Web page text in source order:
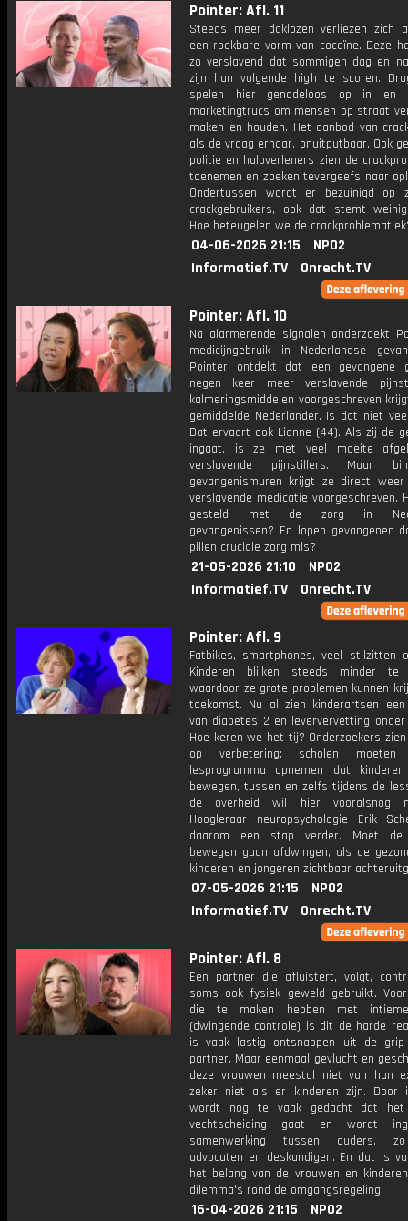
Pointer: Afl. 11
Steeds meer daklozen verliezen zich
een rookbare vorm van cocaïne. Deze
zo verslavend dat sommigen dag en
zijn hun volgende high te scoren.
spelen hier genadeloos op in en
marketingtrucs om mensen op straat
maken en houden. Het aanbod van
als de vraag ernaar, onuitputbaar. Ook
politie en hulpverleners zien de
toenemen en zoeken tevergeefs naar
Ondertussen wordt er bezuinigd op
crackgebruikers, ook dat stemt
Hoe beteugelen we de
04-06-2026 21:15
NPO2
Informatief.TV
Onrecht.TV
Pointer: Afl. 10
Na alarmerende signalen onderzoekt
medicijngebruik in Nederlandse
Pointer ontdekt dat een gevangene
negen keer meer verslavende
kalmeringsmiddelen voorgeschreven
gemiddelde Nederlander. Is dat niet
Dat ervaart ook Lianne (44). Als zij de
ingaat, is ze met veel moeite
verslavende pijnstillers. Maar
gevangenismuren krijgt ze direct weer
verslavende medicatie voorgeschreven.
gesteld met de zorg in
gevangenissen? En lopen gevangenen
pillen cruciale zorg mis?
21-05-2026 21:10
NPO2
Informatief.TV
Onrecht.TV
Pointer: Afl. 9
Fatbikes, smartphones, veel stilzitten
Kinderen blijken steeds minder te
waardoor ze grote problemen kunnen
toekomst. Nu al zien kinderartsen
van diabetes 2 en leververvetting onder
Hoe keren we het tij? Onderzoekers
op verbetering: scholen
lesprogramma opnemen dat
bewegen, tussen en zelfs tijdens de
de overheid wil hier vooralsnog
Hoogleraar neuropsychologie Erik
daarom een stap verder. Moet de
bewegen gaan afdwingen, als de
kinderen en jongeren zichtbaar
07-05-2026 21:15
NPO2
Informatief.TV
Onrecht.TV
Pointer: Afl. 8
Een partner die afluistert, volgt,
soms ook fysiek geweld gebruikt.
die te maken hebben met
(dwingende controle) is dit de harde
is vaak lastig ontsnappen uit de
partner. Maar eenmaal gevlucht en
deze vrouwen meestal niet van hun
zeker niet als er kinderen zijn. Door
wordt nog te vaak gedacht dat
vechtscheiding gaat en wordt
samenwerking tussen ouders,
advocaten en deskundigen. En dat is
het belang van de vrouwen en
dilemma's rond de omgangsregeling.
16-04-2026 21:15
NPO2